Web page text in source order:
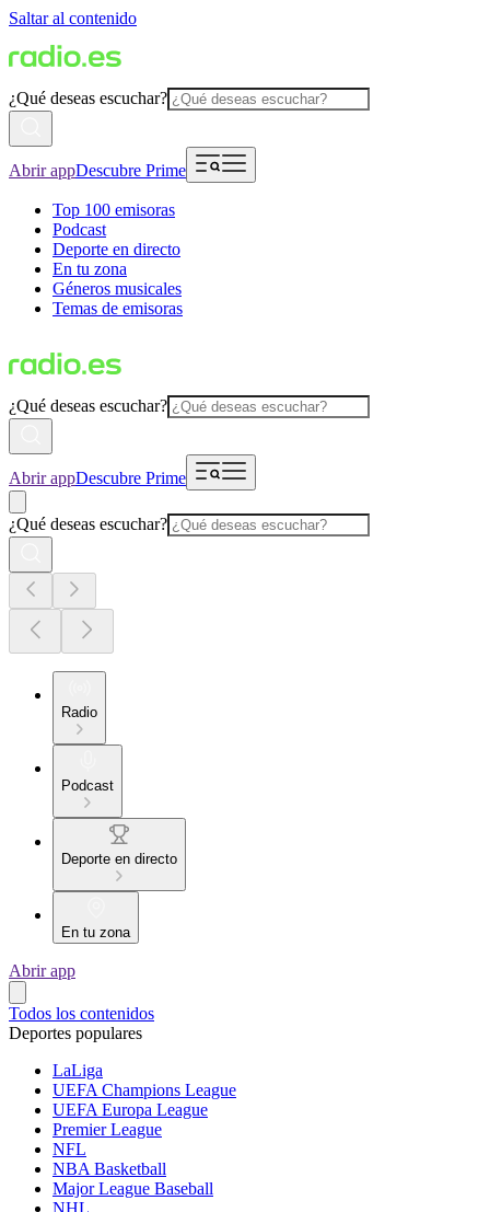
Saltar al contenido
¿Qué deseas escuchar?
Abrir appDescubre Prime
Top 100 emisoras
Podcast
Deporte en directo
En tu zona
Géneros musicales
Temas de emisoras
¿Qué deseas escuchar?
Abrir appDescubre Prime
¿Qué deseas escuchar?
Radio
Podcast
Deporte en directo
En tu zona
Abrir app
Todos los contenidos
Deportes populares
LaLiga
UEFA Champions League
UEFA Europa League
Premier League
NFL
NBA Basketball
Major League Baseball
NHL